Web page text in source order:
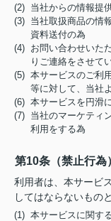
(2) 当社からの情報提
(3) 当社取扱商品の情
資料送付の為
(4) お問い合わせいた
りご連絡をさせて
(5) 本サービスのご利
等に対して、当社
(6) 本サービスを円滑
(7) 当社のマーケティ
利用をする為
第10条（禁止行為
利用者は、本サービ
してはならないもの
(1) 本サービスに関す